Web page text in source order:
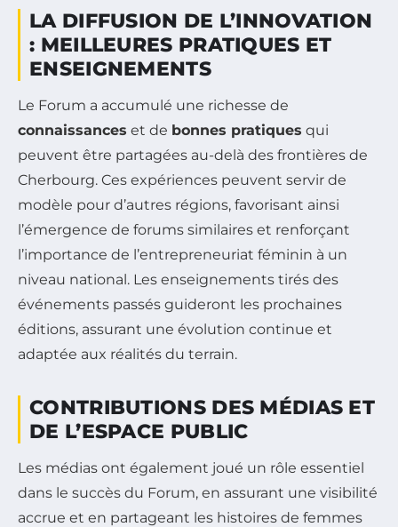
LA DIFFUSION DE L’INNOVATION
: MEILLEURES PRATIQUES ET
ENSEIGNEMENTS
Le Forum a accumulé une richesse de
connaissances et de bonnes pratiques qui
peuvent être partagées au-delà des frontières de
Cherbourg. Ces expériences peuvent servir de
modèle pour d’autres régions, favorisant ainsi
l’émergence de forums similaires et renforçant
l’importance de l’entrepreneuriat féminin à un
niveau national. Les enseignements tirés des
événements passés guideront les prochaines
éditions, assurant une évolution continue et
adaptée aux réalités du terrain.
CONTRIBUTIONS DES MÉDIAS ET
DE L’ESPACE PUBLIC
Les médias ont également joué un rôle essentiel
dans le succès du Forum, en assurant une visibilité
accrue et en partageant les histoires de femmes